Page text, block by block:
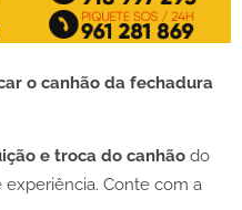
o canhão da fechadura
e troca do canhão do
Conte com a